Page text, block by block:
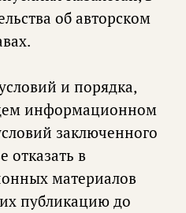
об авторском
и порядка,
информационном
заключенного
отказать в
материалов
публикацию до